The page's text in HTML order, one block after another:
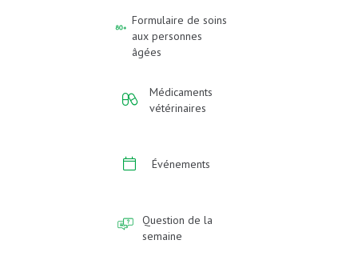
Formulaire de soins
aux personnes
âgées
Médicaments
vétérinaires
Événements
Question de la
semaine